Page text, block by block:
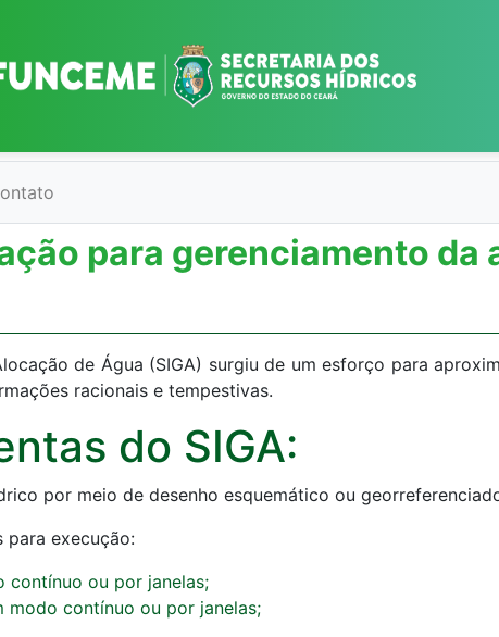
para gerenciamento da
de Água (SIGA) surgiu de um esforço para
racionais e tempestivas.
do SIGA:
por meio de desenho esquemático ou
para execução:
contínuo ou por janelas;
modo contínuo ou por janelas;